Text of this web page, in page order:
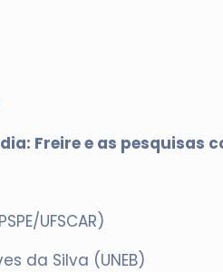
Freire e as pesquisas
UFSCAR)
da Silva (UNEB)